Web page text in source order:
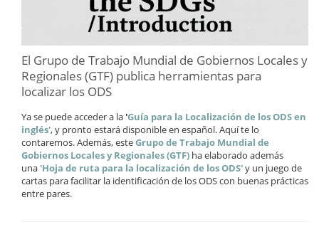
El Grupo de Trabajo Mundial de Gobiernos Locales y
Regionales (GTF) publica herramientas para
localizar los ODS
Ya se puede acceder a la'Guía para la Localización de los ODS en
inglés', y pronto estará disponible en español. Aquí te lo
contaremos. Además, esteGrupo de Trabajo Mundial de
Gobiernos Locales y Regionales (GTF) ha elaborado además
una 'Hoja de ruta para la localización de los ODS'y un juego de
cartas para facilitar la identificación de los ODS con buenas prácticas
entre pares.